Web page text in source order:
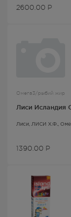
2600.00 Р
Омега3/рыбий жир
Лиси Исландия
Лиси , ЛИСИ Х.Ф.,
1390.00 Р